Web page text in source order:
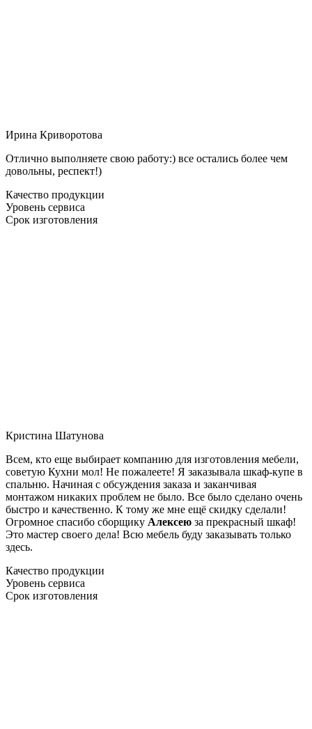
Ирина Криворотова
Отлично выполняете свою работу:) все остались более чем
довольны, респект!)
Качество продукции
Уровень сервиса
Срок изготовления
Кристина Шатунова
Всем, кто еще выбирает компанию для изготовления мебели,
советую Кухни мол! Не пожалеете! Я заказывала шкаф-купе в
спальню. Начиная с обсуждения заказа и заканчивая
монтажом никаких проблем не было. Все было сделано очень
быстро и качественно. К тому же мне ещё скидку сделали!
Огромное спасибо сборщику Алексею за прекрасный шкаф!
Это мастер своего дела! Всю мебель буду заказывать только
здесь.
Качество продукции
Уровень сервиса
Срок изготовления